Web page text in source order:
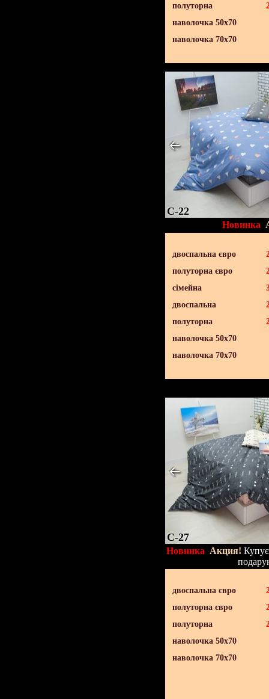
полуторна
наволочка 50х70
наволочка 70х70
C-22
Новинка
двоспальна євро
полуторна євро
сімейна
двоспальна
полуторна
наволочка 50х70
наволочка 70х70
C-27
Новинка Акция!
двоспальна євро
полуторна євро
полуторна
наволочка 50х70
наволочка 70х70